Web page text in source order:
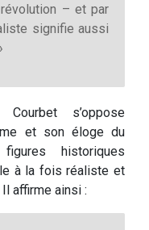
– et par
signifie aussi
s’oppose
et son éloge du
historiques
à la fois réaliste et
affirme ainsi :